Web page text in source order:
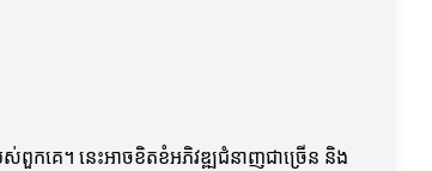
ពួកគេ។ នេះអាចខិតខំអភិវឌ្ឍជំនាញជាច្រើន និង